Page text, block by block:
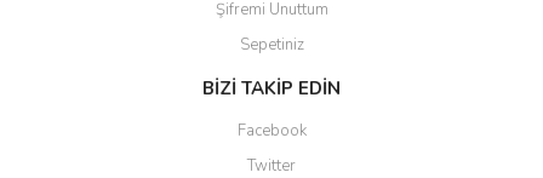
Şifremi Unuttum
Sepetiniz
BİZİ TAKİP EDİN
Facebook
Twitter